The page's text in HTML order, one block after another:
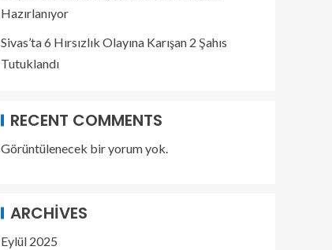
Hazırlanıyor
Sivas’ta 6 Hırsızlık Olayına Karışan 2 Şahıs
Tutuklandı
RECENT COMMENTS
Görüntülenecek bir yorum yok.
ARCHIVES
Eylül 2025